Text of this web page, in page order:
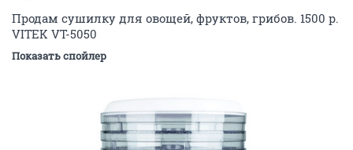
Продам сушилку для овощей, фруктов, грибов. 1500 р.
VITEK VT-5050
Показать спойлер